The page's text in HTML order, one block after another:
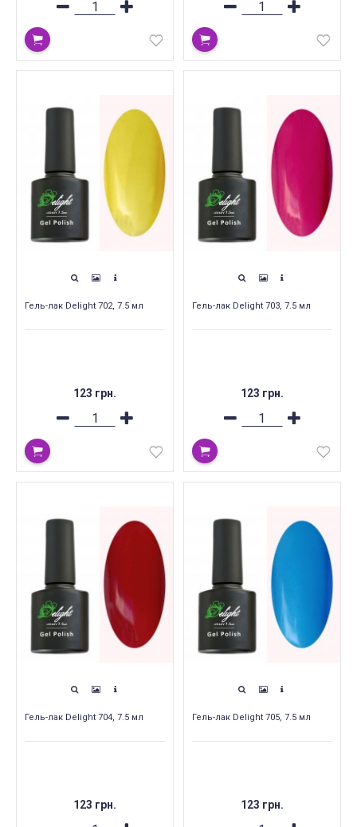
Гель-лак Delight 702, 7.5 мл
123 грн.
Гель-лак Delight 703, 7.5 мл
123 грн.
Гель-лак Delight 704, 7.5 мл
123 грн.
Гель-лак Delight 705, 7.5 мл
123 грн.